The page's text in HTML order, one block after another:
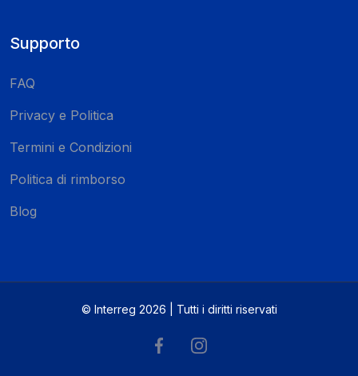
Supporto
FAQ
Privacy e Politica
Termini e Condizioni
Politica di rimborso
Blog
© Interreg 2026 | Tutti i diritti riservati